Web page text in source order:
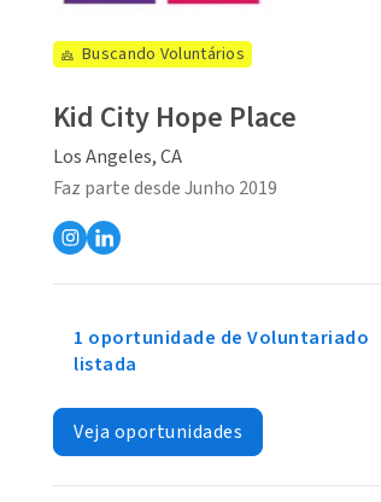
Buscando Voluntários
Kid City Hope Place
Los Angeles, CA
Faz parte desde Junho 2019
1 oportunidade de Voluntariado
listada
Veja oportunidades